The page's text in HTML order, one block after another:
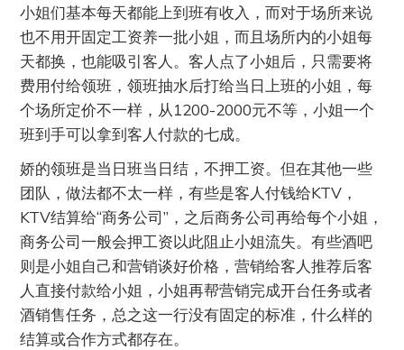
小姐们基本每天都能上到班有收入，而对于场所来说
也不用开固定工资养一批小姐，而且场所内的小姐每
天都换，也能吸引客人。客人点了小姐后，只需要将
费用付给领班，领班抽水后打给当日上班的小姐，每
个场所定价不一样，从1200-2000元不等，小姐一个
班到手可以拿到客人付款的七成。
娇的领班是当日班当日结，不押工资。但在其他一些
团队，做法都不太一样，有些是客人付钱给KTV，
KTV结算给“商务公司”，之后商务公司再给每个小姐，
商务公司一般会押工资以此阻止小姐流失。有些酒吧
则是小姐自己和营销谈好价格，营销给客人推荐后客
人直接付款给小姐，小姐再帮营销完成开台任务或者
酒销售任务，总之这一行没有固定的标准，什么样的
结算或合作方式都存在。